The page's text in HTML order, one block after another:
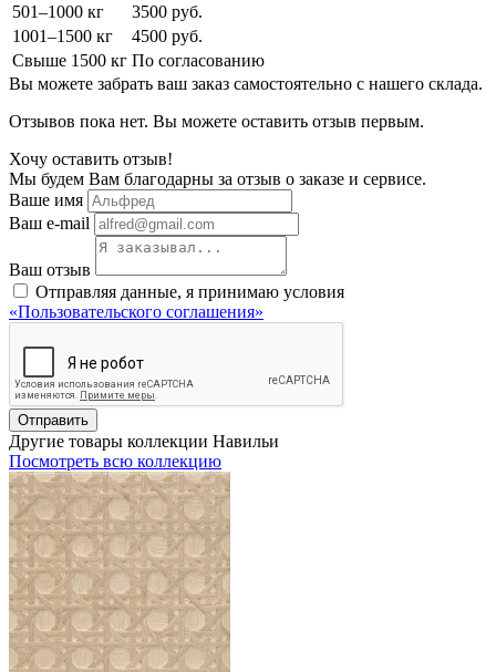
501–1000 кг
3500 руб.
1001–1500 кг
4500 руб.
Свыше 1500 кг По согласованию
Вы можете забрать ваш заказ самостоятельно с нашего склада.
Отзывов пока нет. Вы можете оставить отзыв первым.
Хочу оставить отзыв!
Мы будем Вам благодарны за отзыв о заказе и сервисе.
Ваше имя
Ваш e-mail
Ваш отзыв
Отправляя данные, я принимаю условия
«Пользовательского соглашения»
Отправить
Другие товары коллекции Навильи
Посмотреть всю коллекцию